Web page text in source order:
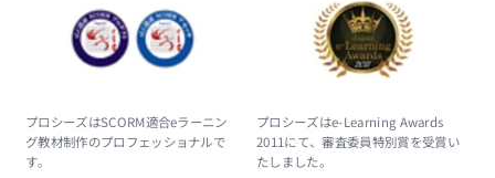
プロシーズはSCORM適合eラーニン
グ教材制作のプロフェッショナルで
す。
プロシーズはe-Learning Awards
2011にて、審査委員特別賞を受賞い
たしました。